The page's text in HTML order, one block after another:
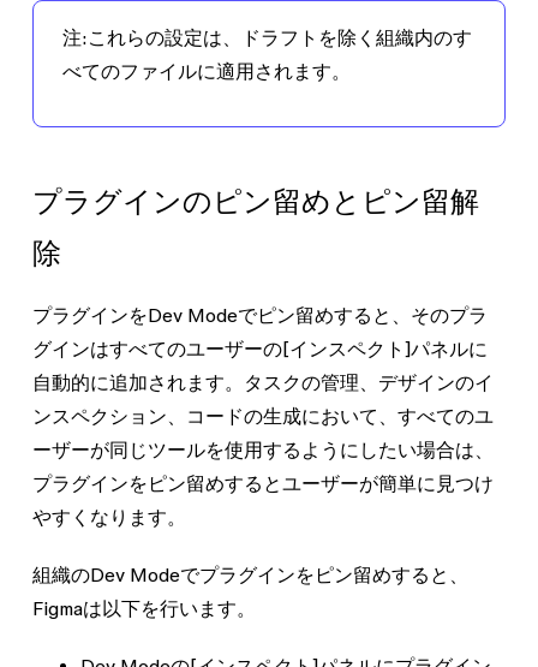
注:これらの設定は、ドラフトを除く組織内のす
べてのファイルに適用されます。
プラグインのピン留めとピン留解
除
プラグインをDev Modeでピン留めすると、そのプラ
グインはすべてのユーザーの[インスペクト]パネルに
自動的に追加されます。タスクの管理、デザインのイ
ンスペクション、コードの生成において、すべてのユ
ーザーが同じツールを使用するようにしたい場合は、
プラグインをピン留めするとユーザーが簡単に見つけ
やすくなります。
組織のDev Modeでプラグインをピン留めすると、
Figmaは以下を行います。